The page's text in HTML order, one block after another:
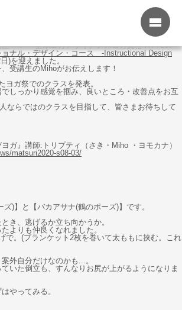
座 ： 全米ヨガアライアンスヨガ資格-RYT200
ョナル・デザイン・コース -Instructional Design
)を迎えました。
受講生のMihoがお伝えします！
ヨガ祭でのクラスを発表。
しっかり感覚を掴み、良いところ・改善点をお互
ならではのクラスを目指して、皆さまお待ちして
ヨガ』講師:トリプティ（さき・Miho ・ヨモカナ）
matsuri2020-s08-03/
ズ)】と【バカアサナ(鶴のポーズ)】です。
き、逃げるか立ち向かうか。
よりも仲良くなれました。
で。(ブランケット2枚を巻いて太ももに挟む。これ
外自分だけなのかも...。
いた倒立も、すんなりお尻が上がるようになりま
やってみる。